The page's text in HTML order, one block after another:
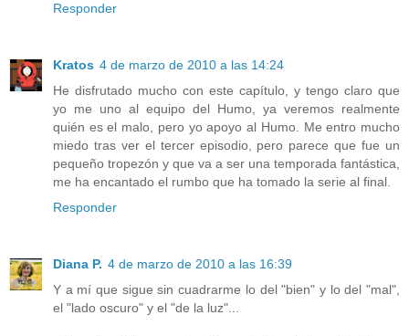
Responder
Kratos 4 de marzo de 2010 a las 14:24
He disfrutado mucho con este capítulo, y tengo claro que
yo me uno al equipo del Humo, ya veremos realmente
quién es el malo, pero yo apoyo al Humo. Me entro mucho
miedo tras ver el tercer episodio, pero parece que fue un
pequeño tropezón y que va a ser una temporada fantástica,
me ha encantado el rumbo que ha tomado la serie al final.
Responder
Diana P. 4 de marzo de 2010 a las 16:39
Y a mí que sigue sin cuadrarme lo del "bien" y lo del "mal",
el "lado oscuro" y el "de la luz"...